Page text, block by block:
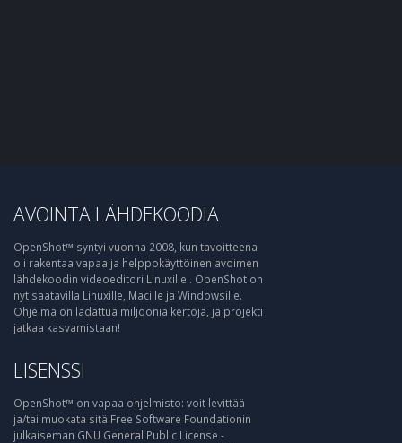
AVOINTA LÄHDEKOODIA
OpenShot™ syntyi vuonna 2008, kun tavoitteena
oli rakentaa vapaa ja helppokäyttöinen avoimen
lähdekoodin videoeditori Linuxille . OpenShot on
nyt saatavilla Linuxille, Macille ja Windowsille.
Ohjelma on ladattua miljoonia kertoja, ja projekti
jatkaa kasvamistaan!
LISENSSI
OpenShot™ on vapaa ohjelmisto: voit levittää
ja/tai muokata sitä Free Software Foundationin
julkaiseman GNU General Public License -